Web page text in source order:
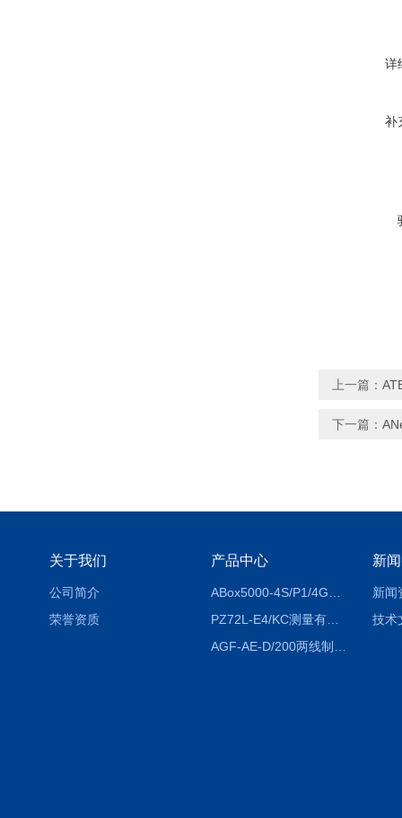
详
补
上一篇：
下一篇：
关于我们
公司简介
荣誉资质
产品中心
PZ72L-E4/KC测量有功电能（EPI/EPE）嵌入式电表
新
新闻
技术